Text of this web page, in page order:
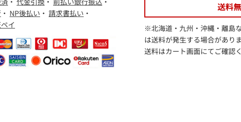
・ NP後払い ・ 請求書払い ・
イ
送料
※北海道・九州・沖縄・離島
は送料が発生する場合がありま
送料はカート画面にてご確認